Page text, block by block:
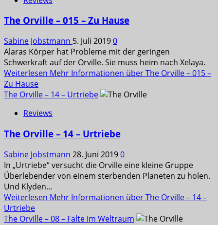
The Orville – 015 – Zu Hause
Sabine Jobstmann 5. Juli 20190
Alaras Körper hat Probleme mit der geringen
Schwerkraft auf der Orville. Sie muss heim nach Xelaya.
Weiterlesen Mehr Informationen über The Orville – 015 –
Zu Hause
The Orville – 14 – Urtriebe
Reviews
The Orville – 14 – Urtriebe
Sabine Jobstmann 28. Juni 20190
In „Urtriebe“ versucht die Orville eine kleine Gruppe
Überlebender von einem sterbenden Planeten zu holen.
Und Klyden...
Weiterlesen Mehr Informationen über The Orville – 14 –
Urtriebe
The Orville – 08 – Falte im Weltraum